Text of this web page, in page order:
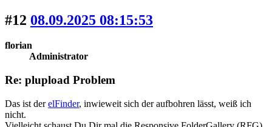
#12 08.09.2025 08:15:53
florian
Administrator
Re: plupload Problem
Das ist derelFinder, inwieweit sich der aufbohren lässt, weiß ich
nicht.